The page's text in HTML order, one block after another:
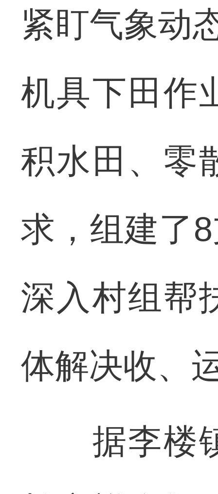
紧盯气象动
机具下田作
积水田、零
求，组建了
深入村组帮
体解决收、
据李楼镇